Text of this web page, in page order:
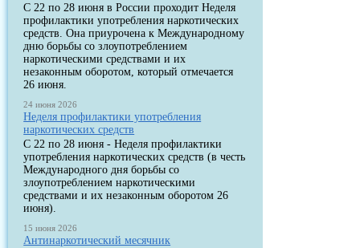
С 22 по 28 июня в России проходит Неделя
профилактики употребления наркотических
средств. Она приурочена к Международному
дню борьбы со злоупотреблением
наркотическими средствами и их
незаконным оборотом, который отмечается
26 июня.
24 июня 2026
Неделя профилактики употребления
наркотических средств
С 22 по 28 июня - Неделя профилактики
употребления наркотических средств (в честь
Международного дня борьбы со
злоупотреблением наркотическими
средствами и их незаконным оборотом 26
июня).
15 июня 2026
Антинаркотический месячник